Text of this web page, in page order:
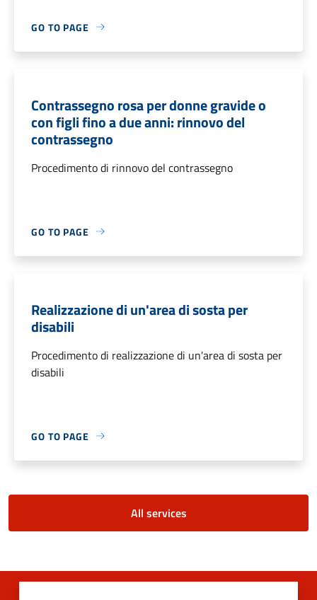
GO TO PAGE
Contrassegno rosa per donne gravide o
con figli fino a due anni: rinnovo del
contrassegno
Procedimento di rinnovo del contrassegno
GO TO PAGE
Realizzazione di un'area di sosta per
disabili
Procedimento di realizzazione di un'area di sosta per
disabili
GO TO PAGE
All services